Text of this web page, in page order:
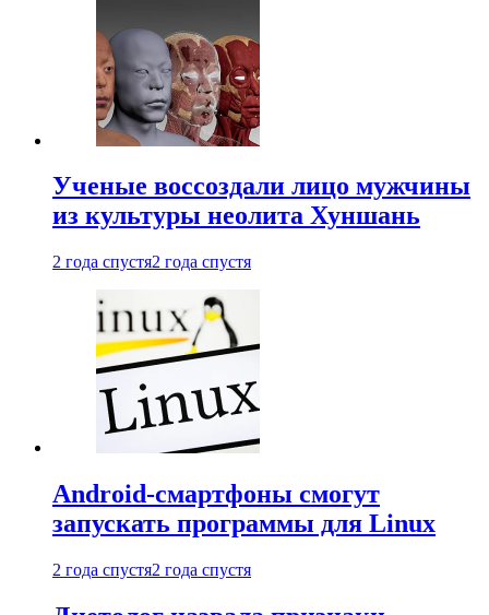
Ученые воссоздали лицо мужчины
из культуры неолита Хуншань
2 года спустя2 года спустя
Android-смартфоны смогут
запускать программы для Linux
2 года спустя2 года спустя